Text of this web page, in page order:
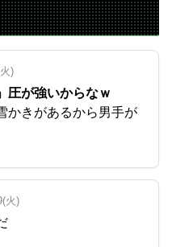
)
圧が強いからなｗ
かきがあるから男手が
火)